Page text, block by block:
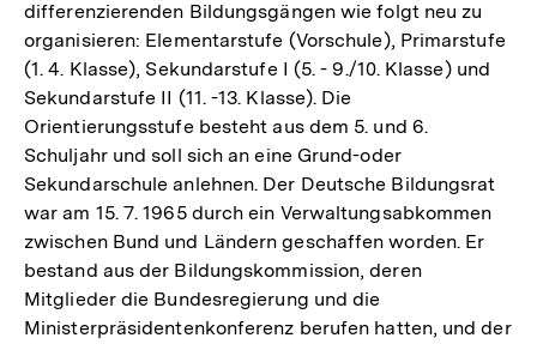
differenzierenden Bildungsgängen wie folgt neu zu
organisieren: Elementarstufe (Vorschule), Primarstufe
(1. 4. Klasse), Sekundarstufe I (5. - 9./10. Klasse) und
Sekundarstufe II (11. -13. Klasse). Die
Orientierungsstufe besteht aus dem 5. und 6.
Schuljahr und soll sich an eine Grund-oder
Sekundarschule anlehnen. Der Deutsche Bildungsrat
war am 15. 7. 1965 durch ein Verwaltungsabkommen
zwischen Bund und Ländern geschaffen worden. Er
bestand aus der Bildungskommission, deren
Mitglieder die Bundesregierung und die
Ministerpräsidentenkonferenz berufen hatten, und der